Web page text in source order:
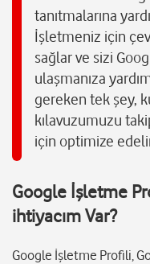
tanıtmalarına
İşletmeniz için
sağlar ve sizi
ulaşmanıza
gereken tek şey,
kılavuzumuzu
için optimize
Google İşletme
ihtiyacım Var?
Google İşletme Profili,